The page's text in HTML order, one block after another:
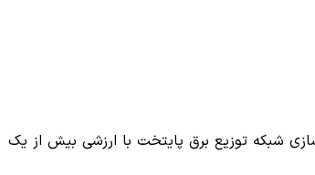
انقلاب انقلاب اسلامی از ١٨ طرح عملیاتی در حوزه توسعه و بهسازی شبکه توزیع برق پایتخت با ارزشی بیش از یک